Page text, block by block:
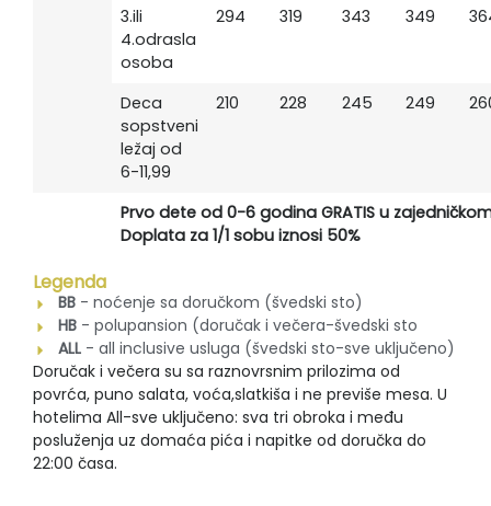
3.ili
4.odrasla
osoba
294 319 343 349
Deca
sopstveni
ležaj od
6-11,99
210 228 245 249
Prvo dete od 0-6 godina GRATIS u
Doplata za 1/1 sobu iznosi 50%
Legenda
BB- noćenje sa doručkom (švedski sto)
HB- polupansion (doručak i večera-švedski sto
ALL- all inclusive usluga (švedski sto-sve uključeno)
Doručak i večera su sa raznovrsnim prilozima od
povrća, puno salata, voća,slatkiša i ne previše mesa. U
hotelima All-sve uključeno: sva tri obroka i među
posluženja uz domaća pića i napitke od doručka do
22:00 časa.